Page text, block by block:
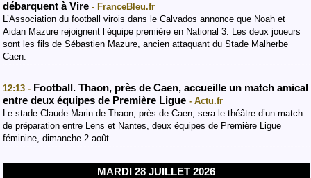
débarquent à Vire - FranceBleu.fr
L’Association du football virois dans le Calvados annonce que Noah et
Aidan Mazure rejoignent l’équipe première en National 3. Les deux joueurs
sont les fils de Sébastien Mazure, ancien attaquant du Stade Malherbe
Caen.
12:13 - Football. Thaon, près de Caen, accueille un match amical
entre deux équipes de Première Ligue - Actu.fr
Le stade Claude-Marin de Thaon, près de Caen, sera le théâtre d’un match
de préparation entre Lens et Nantes, deux équipes de Première Ligue
féminine, dimanche 2 août.
MARDI 28 JUILLET 2026